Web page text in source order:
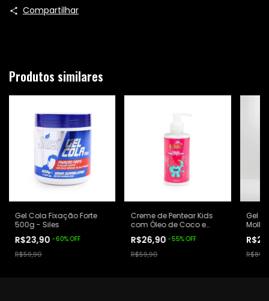
Compartilhar
Produtos similares
Gel Cola Fixação Forte
500g - Siles
R$23,90-60%OFF
R$59,90
Creme de Pentear Kids
com Óleo de Coco e
R$26,90-55%OFF
R$59,90
Gel